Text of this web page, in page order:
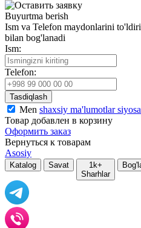
Buyurtma berish
Ism va Telefon maydonlarini
bilan bog'lanadi
Ism:
Telefon:
Tasdiqlash
Men shaxsiy ma'lumotlar
Товар добавлен в корзину
Оформить заказ
Вернуться к товарам
Asosiy
Katalog Savat
1k+
Sharhlar